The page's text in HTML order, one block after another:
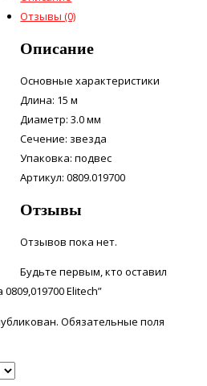
Отзывы (0)
Описание
Основные характеристики
Длина: 15 м
Диаметр: 3.0 мм
Сечение: звезда
Упаковка: подвес
Артикул: 0809.019700
Отзывы
Отзывов пока нет.
Будьте первым, кто оставил
Elitech”
Обязательные поля